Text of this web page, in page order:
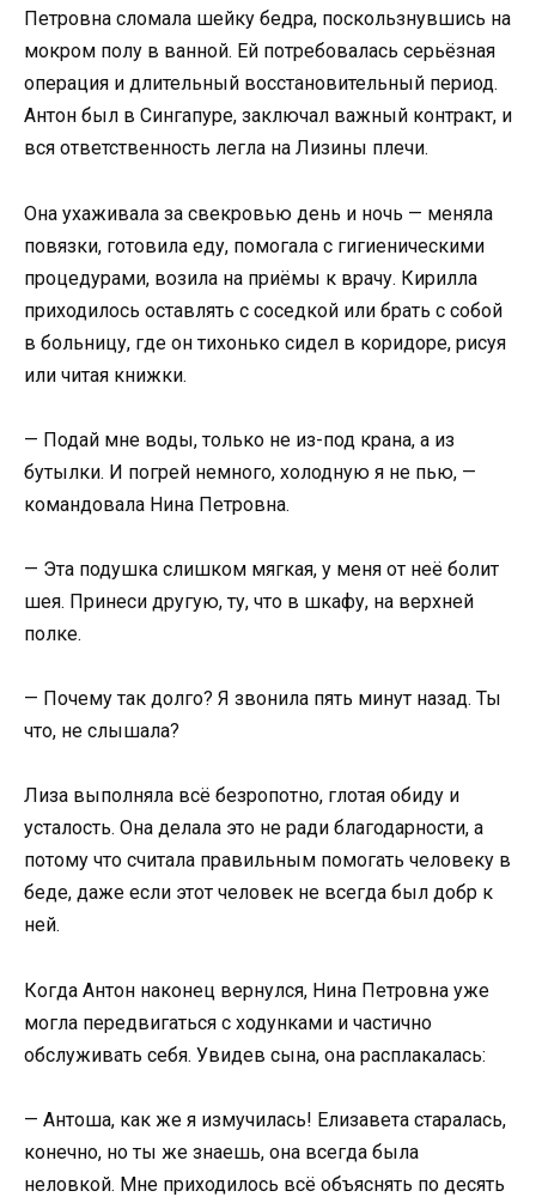
Петровна сломала шейку бедра, поскользнувшись на
мокром полу в ванной. Ей потребовалась серьёзная
операция и длительный восстановительный период.
Антон был в Сингапуре, заключал важный контракт, и
вся ответственность легла на Лизины плечи.
Она ухаживала за свекровью день и ночь — меняла
повязки, готовила еду, помогала с гигиеническими
процедурами, возила на приёмы к врачу. Кирилла
приходилось оставлять с соседкой или брать с собой
в больницу, где он тихонько сидел в коридоре, рисуя
или читая книжки.
— Подай мне воды, только не из-под крана, а из
бутылки. И погрей немного, холодную я не пью, —
командовала Нина Петровна.
— Эта подушка слишком мягкая, у меня от неё болит
шея. Принеси другую, ту, что в шкафу, на верхней
полке.
— Почему так долго? Я звонила пять минут назад. Ты
что, не слышала?
Лиза выполняла всё безропотно, глотая обиду и
усталость. Она делала это не ради благодарности, а
потому что считала правильным помогать человеку в
беде, даже если этот человек не всегда был добр к
ней.
Когда Антон наконец вернулся, Нина Петровна уже
могла передвигаться с ходунками и частично
обслуживать себя. Увидев сына, она расплакалась:
— Антоша, как же я измучилась! Елизавета старалась,
конечно, но ты же знаешь, она всегда была
неловкой. Мне приходилось всё объяснять по десять